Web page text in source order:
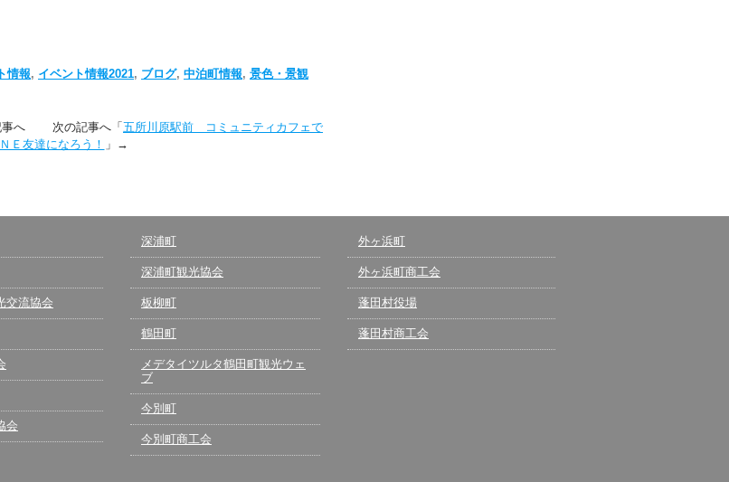
情報, イベント情報2021, ブログ, 中泊町情報, 景色・景観
事へ 次の記事へ「 五所川原駅前 コミュニティカフェで
Ｅ友達になろう！ 」→
交流協会
会
深浦町
深浦町観光協会
板柳町
鶴田町
メデタイツルタ鶴田町観光ウェ
ブ
今別町
今別町商工会
外ヶ浜町
外ヶ浜町商工会
蓬田村役場
蓬田村商工会